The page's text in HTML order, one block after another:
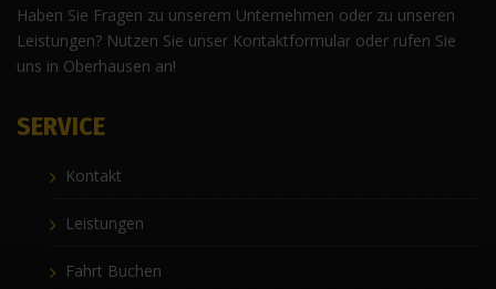
Haben Sie Fragen zu unserem Unternehmen oder zu unseren
Leistungen? Nutzen Sie unser Kontaktformular oder rufen Sie
uns in Oberhausen an!
SERVICE
Kontakt
Leistungen
Fahrt Buchen